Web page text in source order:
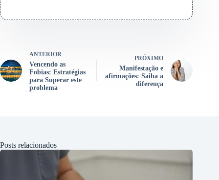
ANTERIOR
Vencendo as
Fobias: Estratégias
para Superar este
problema
PRÓXIMO
Manifestação e
afirmações: Saiba a
diferença
Posts relacionados